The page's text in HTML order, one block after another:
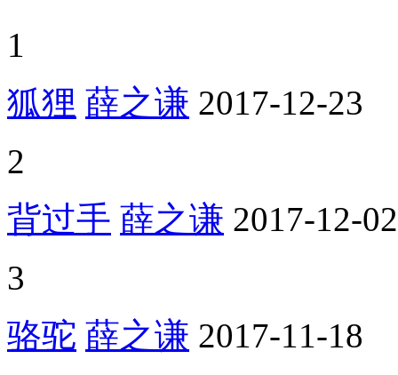
1
狐狸 薛之谦 2017-12-23
2
背过手 薛之谦 2017-12-02
3
骆驼 薛之谦 2017-11-18